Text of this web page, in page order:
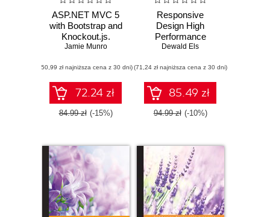
ASP.NET MVC 5
with Bootstrap and
Knockout.js.
Building Dynamic,
Applications
Jamie Munro
(50,99 zł najniższa cena z 30 dni)
72.24 zł
84.99 zł (-15%)
Responsive
Design High
Performance
Dewald Els
(71,24 zł najniższa cena z 30 dni)
85.49 zł
94.99 zł (-10%)